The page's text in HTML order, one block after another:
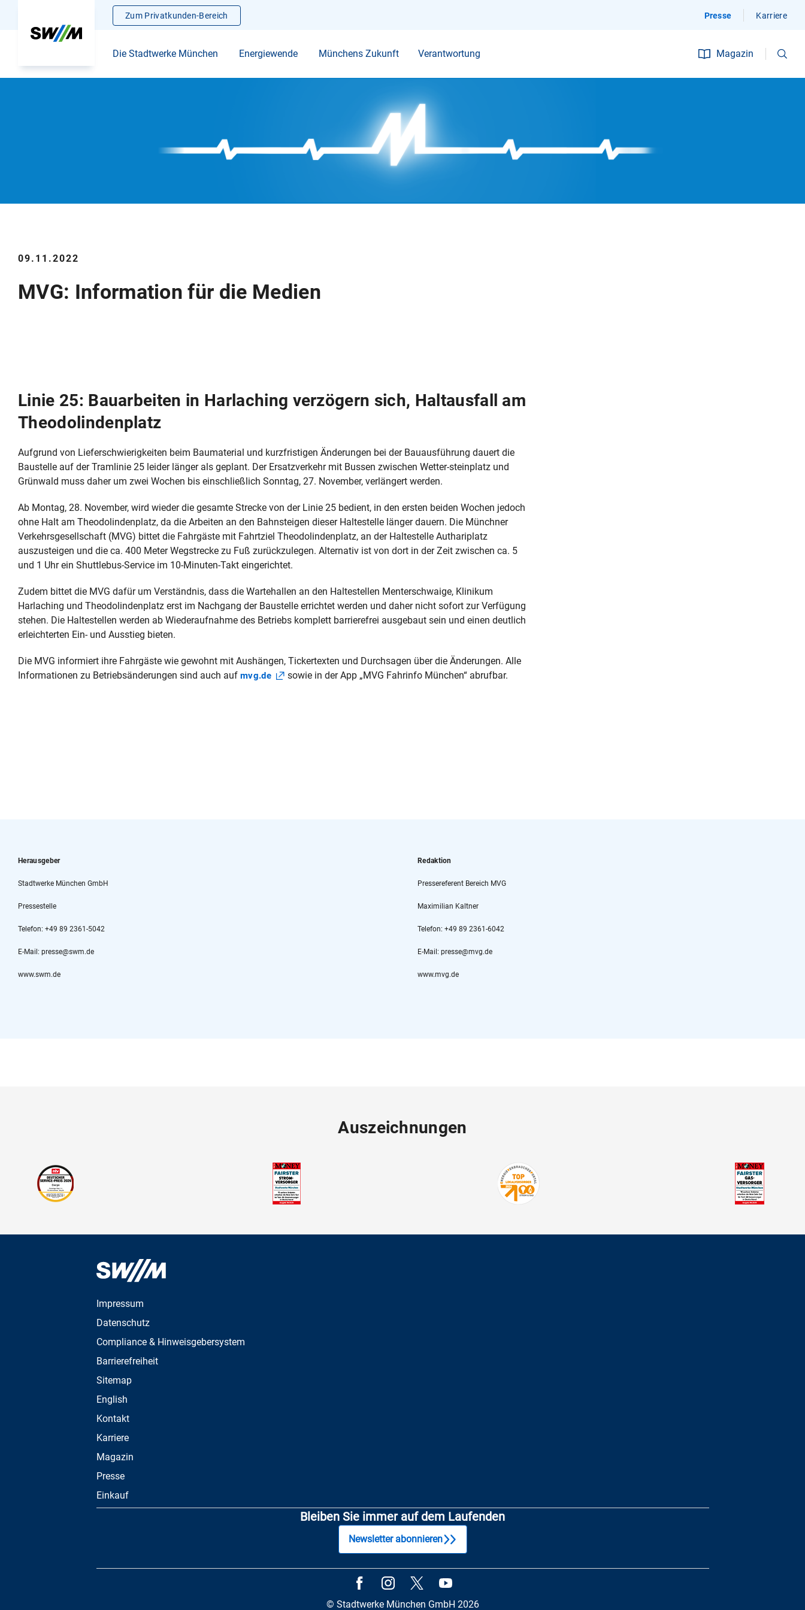
Zum Privatkunden-Bereich Presse Karriere
Die Stadtwerke München Energiewende Münchens Zukunft Verantwortung Magazin
09.11.2022
MVG: Information für die Medien
Linie 25: Bauarbeiten in Harlaching verzögern sich, Haltausfall am
Theodolindenplatz
Aufgrund von Lieferschwierigkeiten beim Baumaterial und kurzfristigen Änderungen bei der Bauausführung dauert die
Baustelle auf der Tramlinie 25 leider länger als geplant. Der Ersatzverkehr mit Bussen zwischen Wetter-steinplatz und
Grünwald muss daher um zwei Wochen bis einschließlich Sonntag, 27. November, verlängert werden.
Ab Montag, 28. November, wird wieder die gesamte Strecke von der Linie 25 bedient, in den ersten beiden Wochen jedoch
ohne Halt am Theodolindenplatz, da die Arbeiten an den Bahnsteigen dieser Haltestelle länger dauern. Die Münchner
Verkehrsgesellschaft (MVG) bittet die Fahrgäste mit Fahrtziel Theodolindenplatz, an der Haltestelle Authariplatz
auszusteigen und die ca. 400 Meter Wegstrecke zu Fuß zurückzulegen. Alternativ ist von dort in der Zeit zwischen ca. 5
und 1 Uhr ein Shuttlebus-Service im 10-Minuten-Takt eingerichtet.
Zudem bittet die MVG dafür um Verständnis, dass die Wartehallen an den Haltestellen Menterschwaige, Klinikum
Harlaching und Theodolindenplatz erst im Nachgang der Baustelle errichtet werden und daher nicht sofort zur Verfügung
stehen. Die Haltestellen werden ab Wiederaufnahme des Betriebs komplett barrierefrei ausgebaut sein und einen deutlich
erleichterten Ein- und Ausstieg bieten.
Die MVG informiert ihre Fahrgäste wie gewohnt mit Aushängen, Tickertexten und Durchsagen über die Änderungen. Alle
Informationen zu Betriebsänderungen sind auch auf mvg.de sowie in der App „MVG Fahrinfo München“ abrufbar.
Herausgeber
Stadtwerke München GmbH
Pressestelle
Telefon: +49 89 2361-5042
E-Mail: presse@swm.de
www.swm.de
Redaktion
Pressereferent Bereich MVG
Maximilian Kaltner
Telefon: +49 89 2361-6042
E-Mail: presse@mvg.de
www.mvg.de
Auszeichnungen
Impressum
Datenschutz
Compliance & Hinweisgebersystem
Barrierefreiheit
Sitemap
English
Kontakt
Karriere
Magazin
Presse
Einkauf